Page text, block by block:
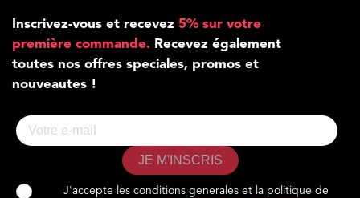
Inscrivez-vous et recevez 5% sur votre
première commande. Recevez également
toutes nos offres speciales, promos et
nouveautes !
JE M'INSCRIS
J'accepte les conditions generales et la politique de